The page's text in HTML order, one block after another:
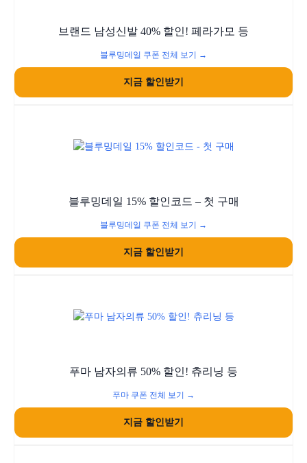
브랜드 남성신발 40% 할인! 페라가모 등
블루밍데일 쿠폰 전체 보기 →
지금 할인받기
블루밍데일 15% 할인코드 – 첫 구매
블루밍데일 쿠폰 전체 보기 →
지금 할인받기
푸마 남자의류 50% 할인! 츄리닝 등
푸마 쿠폰 전체 보기 →
지금 할인받기